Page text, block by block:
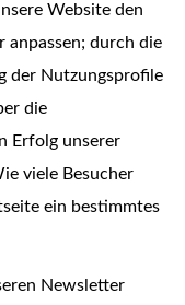
Website den
anpassen; durch die
der Nutzungsprofile
die
Erfolg unserer
viele Besucher
ein bestimmtes
Newsletter